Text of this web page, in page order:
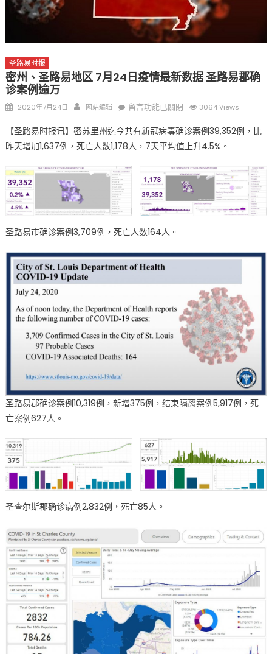
圣路易时报
密州、圣路易地区 7月24日疫情最新数据 圣路易郡确
诊案例逾万
Posted
2020年7月24日 Author
网站编辑
在
州、
圣
易
7
月
日
疫
情
新
数
据
圣
郡
案
逾
万〉
留言功能已關閉 3064 Views
【圣路易时报讯】密苏里州迄今共有新冠病毒确诊案例39,352例，比
昨天增加1,637例，死亡人数1,178人，7天平均值上升4.5%。
圣路易市确诊案例3,709例，死亡人数164人。
圣路易郡确诊案例10,319例，新增375例，结束隔离案例5,917例，死
亡案例627人。
圣查尔斯郡确诊病例2,832例，死亡85人。